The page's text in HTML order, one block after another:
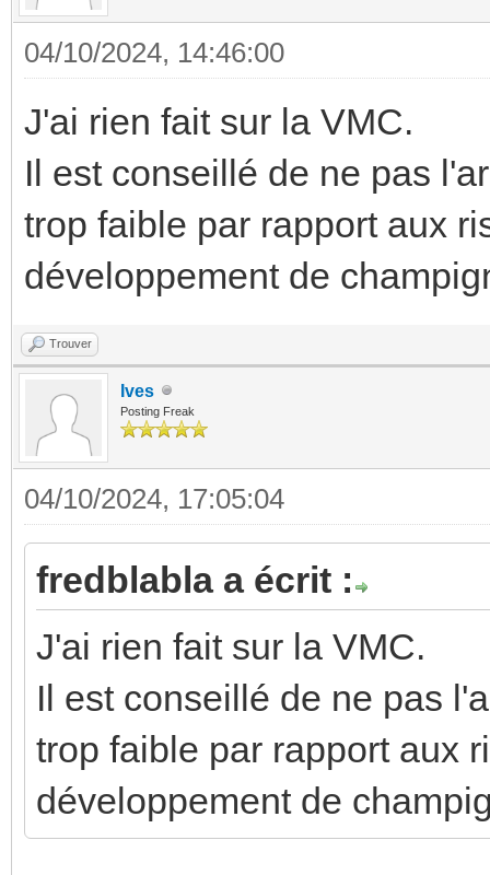
04/10/2024, 14:46:00
J'ai rien fait sur la VMC.
Il est conseillé de ne pas
trop faible par rapport aux
développement de
Trouver
Ives
Posting Freak
04/10/2024, 17:05:04
fredblabla a écrit :
J'ai rien fait sur la VMC.
Il est conseillé de ne pas
trop faible par rapport aux
développement de